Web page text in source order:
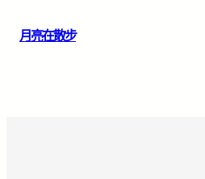
月亮在散步